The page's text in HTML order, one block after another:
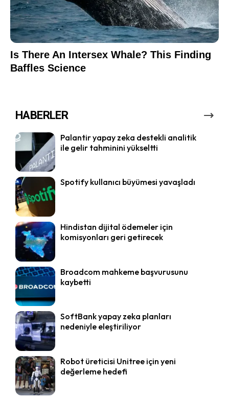
HABERLER
Palantir yapay zeka destekli analitik
ile gelir tahminini yükseltti
Spotify kullanıcı büyümesi yavaşladı
Hindistan dijital ödemeler için
komisyonları geri getirecek
Broadcom mahkeme başvurusunu
kaybetti
SoftBank yapay zeka planları
nedeniyle eleştiriliyor
Robot üreticisi Unitree için yeni
değerleme hedefi